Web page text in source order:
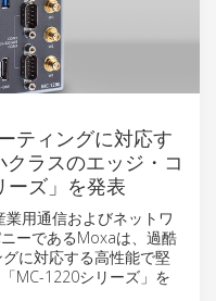
ティングに対応す
ラスのエッジ・コ
ーズ」を発表
用通信およびネットワ
ーであるMoxaは、過酷
に対応する高性能で堅
MC-1220シリーズ」を